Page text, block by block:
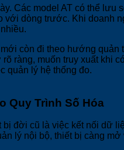
Các model AT có thể
dòng trước. Khi doanh
còn đi theo hướng
ràng, muốn truy xuất khi
quản lý hệ thống đo.
Quy Trình Số Hóa
bị đời cũ là việc kết nối dữ
lý nội bộ, thiết bị càng